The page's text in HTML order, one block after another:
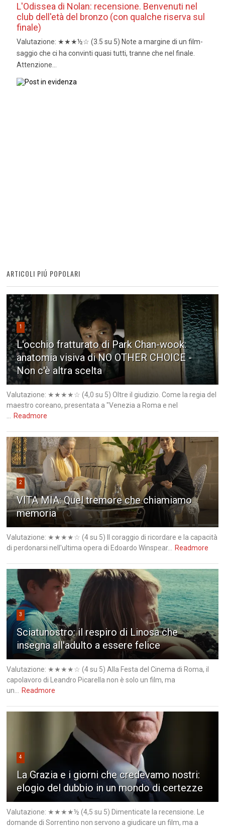
L'Odissea di Nolan: recensione. Benvenuti nel
club dell'età del bronzo (con qualche riserva sul
finale)
Valutazione: ★★★½☆ (3.5 su 5) Note a margine di un film-
saggio che ci ha convinti quasi tutti, tranne che nel finale.
Attenzione...
ARTICOLI PIÚ POPOLARI
1
L'occhio fratturato di Park Chan-wook:
anatomia visiva di NO OTHER CHOICE -
Non c'è altra scelta
Valutazione: ★★★★☆ (4,0 su 5) Oltre il giudizio. Come la regia del
maestro coreano, presentata a "Venezia a Roma e nel
Readmore
2
VITA MIA: Quel tremore che chiamiamo
memoria
Valutazione: ★★★★☆ (4 su 5) Il coraggio di ricordare e la capacità
di perdonarsi nell'ultima opera di Edoardo Winspear...
Readmore
3
Sciatunostro: il respiro di Linosa che
insegna all'adulto a essere felice
Valutazione: ★★★★☆ (4 su 5) Alla Festa del Cinema di Roma, il
capolavoro di Leandro Picarella non è solo un film, ma
un...
Readmore
4
La Grazia e i giorni che credevamo nostri:
elogio del dubbio in un mondo di certezze
Valutazione: ★★★★½ (4,5 su 5) Dimenticate la recensione. Le
domande di Sorrentino non servono a giudicare un film, ma a